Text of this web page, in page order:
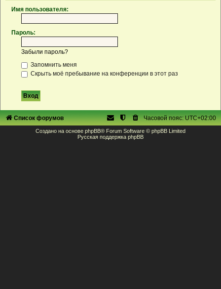
Имя пользователя:
Пароль:
Забыли пароль?
Запомнить меня
Скрыть моё пребывание на конференции в этот раз
Список форумов Часовой пояс:UTC+02:00
Создано на основе phpBB® Forum Software © phpBB Limited
Русская поддержка phpBB